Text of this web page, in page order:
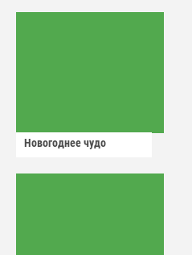
Новогоднее чудо